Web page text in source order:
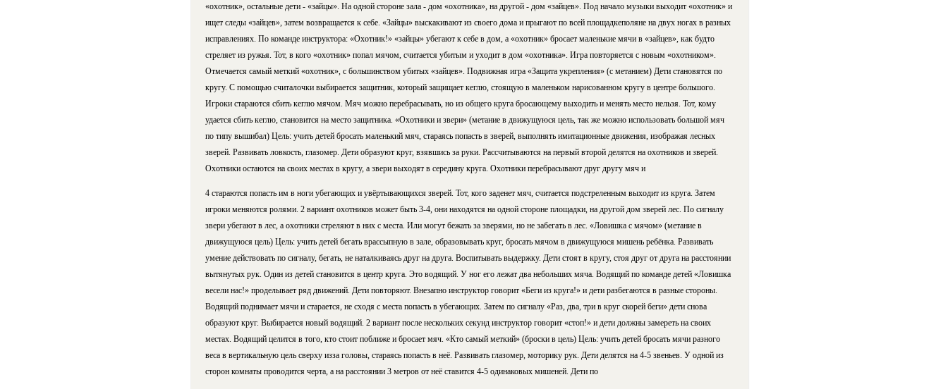
«охотник», остальные дети - «зайцы». На одной стороне зала - дом «охотника», на другой - дом «зайцев». Под начало музыки выходит «охотник» и
ищет следы «зайцев», затем возвращается к себе. «Зайцы» выскакивают из своего дома и прыгают по всей площадкеполяне на двух ногах в разных
исправлениях. По команде инструктора: «Охотник!» «зайцы» убегают к себе в дом, а «охотник» бросает маленькие мячи в «зайцев», как будто
стреляет из ружья. Тот, в кого «охотник» попал мячом, считается убитым и уходит в дом «охотника». Игра повторяется с новым «охотником».
Отмечается самый меткий «охотник», с большинством убитых «зайцев». Подвижная игра «Защита укрепления» (с метанием) Дети становятся по
кругу. С помощью считалочки выбирается защитник, который защищает кеглю, стоящую в маленьком нарисованном кругу в центре большого.
Игроки стараются сбить кеглю мячом. Мяч можно перебрасывать, но из общего круга бросающему выходить и менять место нельзя. Тот, кому
удается сбить кеглю, становится на место защитника. «Охотники и звери» (метание в движущуюся цель, так же можно использовать большой мяч
по типу вышибал) Цель: учить детей бросать маленький мяч, стараясь попасть в зверей, выполнять имитационные движения, изображая лесных
зверей. Развивать ловкость, глазомер. Дети образуют круг, взявшись за руки. Рассчитываются на первый второй делятся на охотников и зверей.
Охотники остаются на своих местах в кругу, а звери выходят в середину круга. Охотники перебрасывают друг другу мяч и
4 стараются попасть им в ноги убегающих и увёртывающихся зверей. Тот, кого заденет мяч, считается подстреленным выходит из круга. Затем
игроки меняются ролями. 2 вариант охотников может быть 3-4, они находятся на одной стороне площадки, на другой дом зверей лес. По сигналу
звери убегают в лес, а охотники стреляют в них с места. Или могут бежать за зверями, но не забегать в лес. «Ловишка с мячом» (метание в
движущуюся цель) Цель: учить детей бегать врассыпную в зале, образовывать круг, бросать мячом в движущуюся мишень ребёнка. Развивать
умение действовать по сигналу, бегать, не наталкиваясь друг на друга. Воспитывать выдержку. Дети стоят в кругу, стоя друг от друга на расстоянии
вытянутых рук. Один из детей становится в центр круга. Это водящий. У ног его лежат два небольших мяча. Водящий по команде детей «Ловишка
весели нас!» проделывает ряд движений. Дети повторяют. Внезапно инструктор говорит «Беги из круга!» и дети разбегаются в разные стороны.
Водящий поднимает мячи и старается, не сходя с места попасть в убегающих. Затем по сигналу «Раз, два, три в круг скорей беги» дети снова
образуют круг. Выбирается новый водящий. 2 вариант после нескольких секунд инструктор говорит «стоп!» и дети должны замереть на своих
местах. Водящий целится в того, кто стоит поближе и бросает мяч. «Кто самый меткий» (броски в цель) Цель: учить детей бросать мячи разного
веса в вертикальную цель сверху изза головы, стараясь попасть в неё. Развивать глазомер, моторику рук. Дети делятся на 4-5 звеньев. У одной из
сторон комнаты проводится черта, а на расстоянии 3 метров от неё ставится 4-5 одинаковых мишеней. Дети по